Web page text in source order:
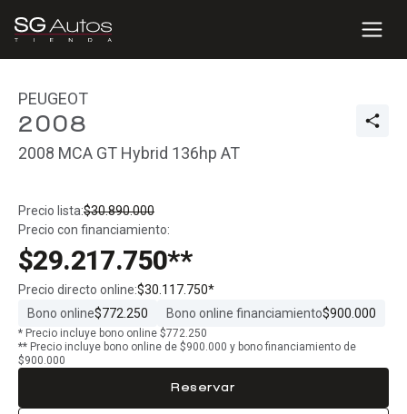
PEUGEOT
2008
2008 MCA GT Hybrid 136hp AT
Precio lista:$30.890.000
Precio con financiamiento:
$29.217.750**
Precio directo online:$30.117.750*
Bono online$772.250 Bono online financiamiento$900.000
* Precio incluye bono online $772.250
** Precio incluye bono online de $900.000 y bono financiamiento de
$900.000
Reservar